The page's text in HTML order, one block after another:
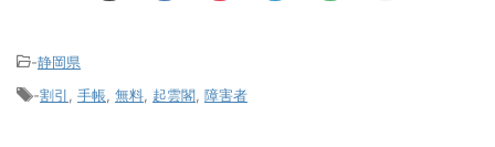
-静岡県
-割引 手帳 無料 起雲閣 障害者